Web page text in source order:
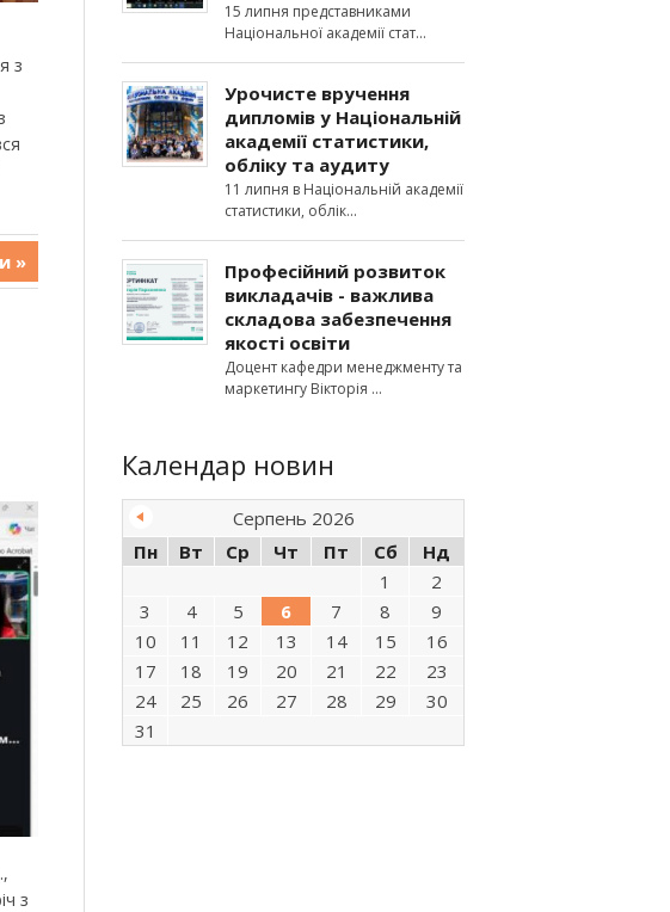
з
»
з
15 липня представниками
Національної академії стат
Урочисте вручення
дипломів у Національній
академії статистики,
обліку та аудиту
11 липня в Національній академії
статистики, облік
Професійний розвиток
викладачів - важлива
складова забезпечення
якості освіти
Доцент кафедри менеджменту та
маркетингу Вікторія
Календар новин
Серпень 2026
Пн
Вт Ср Чт Пт Сб
Нд
1
2
3
4 5 6 7 8
9
10
11 12 13 14 15
16
17
18 19 20 21 22
23
24
25 26 27 28 29
30
31